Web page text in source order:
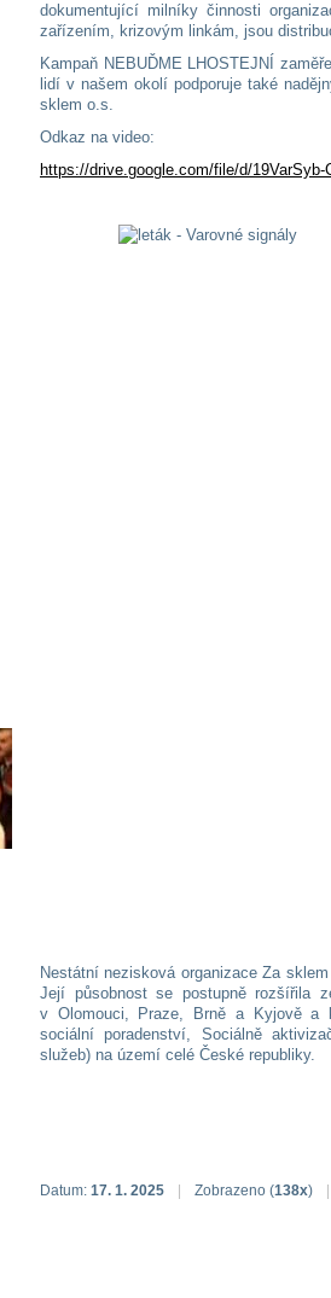
dokumentující milníky činnosti
zařízením, krizovým linkám, jsou
Kampaň NEBUĎME LHOSTEJNÍ
lidí v našem okolí podporuje také
sklem o.s.
Odkaz na video:
https://drive.google.com/file/d/
Nestátní nezisková organizace Za
Její působnost se postupně rozšířila
v Olomouci, Praze, Brně a Kyjově a
sociální poradenství, Sociálně
služeb) na území celé České republiky.
Datum: 17. 1. 2025 Zobrazeno (138x)